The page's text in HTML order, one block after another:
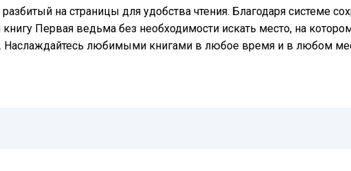
на страницы для удобства чтения. Благодаря системе
книгу Первая ведьма без необходимости искать место, на
Наслаждайтесь любимыми книгами в любое время и в любом